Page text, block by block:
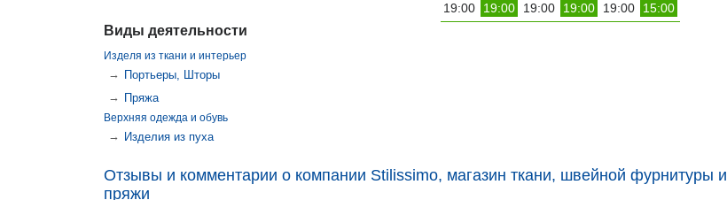
19:00
19:00 19:00 19:00 19:00 15:00
Виды деятельности
Изделя из ткани и интерьер
→ Портьеры, Шторы
→ Пряжа
Верхняя одежда и обувь
→ Изделия из пуха
Отзывы и комментарии о компании Stilissimo, магазин ткани, швейной фурнитуры и
пряжи